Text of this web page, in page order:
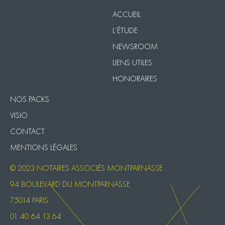
ACCUEIL
L’ÉTUDE
NEWSROOM
LIENS UTILES
HONORAIRES
NOS PACKS
VISIO
CONTACT
MENTIONS LÉGALES
© 2023 NOTAIRES ASSOCIÉS MONTPARNASSE
94 BOULEVARD DU MONTPARNASSE
75014 PARIS
01 40 64 13 64